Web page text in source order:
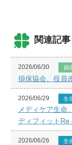
関連記
2026/06/30 損
損保協会、役員
2026/06/29 生
メディケア生命
ディフィットRe
2026/06/26 生